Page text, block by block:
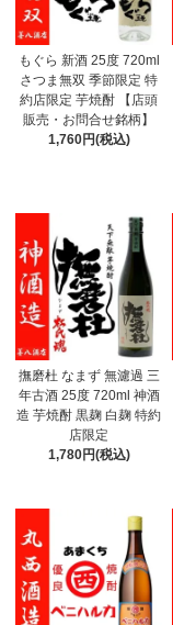
もぐら 新酒 25度 720ml
さつま無双 季節限定 特
約店限定 芋焼酎 【店頭
販売・お問合せ銘柄】
1,760円(税込)
撫磨杜 なまず 無濾過 三
年古酒 25度 720ml 神酒
造 芋焼酎 黒麹 白麹 特約
店限定
1,780円(税込)